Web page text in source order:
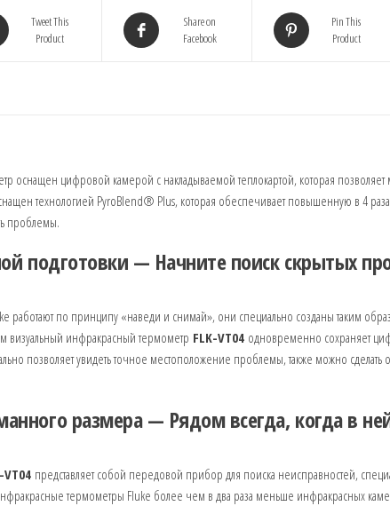
Tweet This
Product
Share on
Facebook
Pin This
Product
оснащен цифровой камерой с накладываемой теплокартой, которая
технологией PyroBlend® Plus, которая обеспечивает повышенную в 4
проблемы.
подготовки — Начните поиск скрытых
работают по принципу «наведи и снимай», они специально созданы таким
визуальный инфракрасный термометр FLK-VT04 одновременно сохраняет
позволяет увидеть точное местоположение проблемы, также можно сделать
размера — Рядом всегда, когда в
VT04 представляет собой передовой прибор для поиска неисправностей,
термометры Fluke более чем в два раза меньше инфракрасных